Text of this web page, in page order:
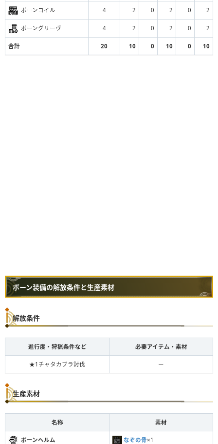
ボーンコイル 4 2 0 2 0 2
ボーングリーヴ 4 2 0 2 0 2
合計 20 10 0 10 0 10
ボーン装備の解放条件と生産素材
解放条件
進行度・狩猟条件など 必要アイテム・素材
★1チャタカブラ討伐 ー
生産素材
名称 素材
ボーンヘルム なぞの骨×1